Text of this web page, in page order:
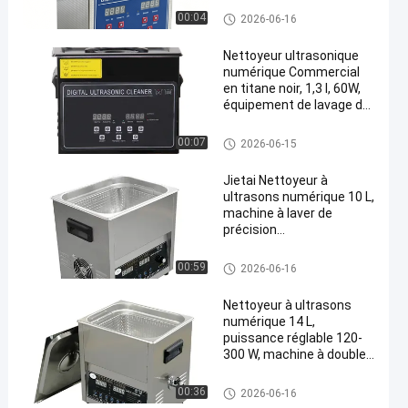
00:04
numérique
Nettoyeur à ultrasons commer
cial
2026-06-16
00:07
Nettoyeur ultrasonique
numérique Commercial
en titane noir, 1,3 l, 60W,
équipement de lavage de
Nettoyeur à ultrasons commer
cial
2026-06-15
00:59
Jietai Nettoyeur à
ultrasons numérique 10 L,
machine à laver de
précision
puissance réglable 100-
240 W
Nettoyeur à ultrasons commer
cial
2026-06-16
00:36
Nettoyeur à ultrasons
numérique 14 L,
puissance réglable 120-
300 W, machine à double
dégraissage des pièces
automobiles et des
Nettoyeur à ultrasons commer
cial
2026-06-16